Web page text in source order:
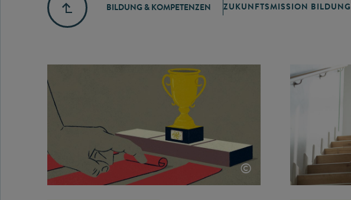
BILDUNG & KOMPETENZEN ZUKUNFTSMISSION BILDUNG
©